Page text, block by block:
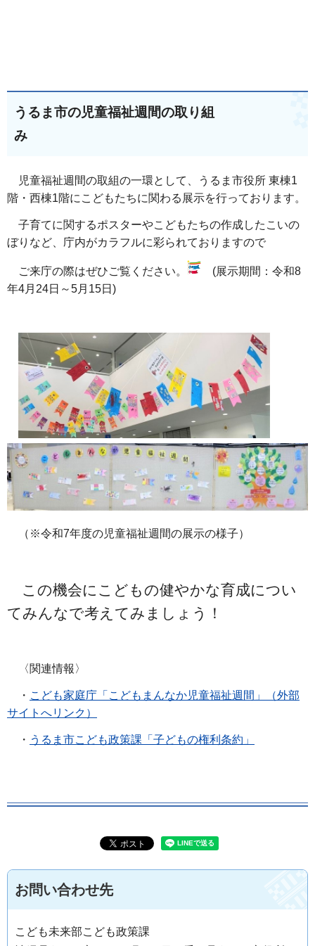
うるま市の児童福祉週間の取り組
み
児童福祉週間の取組の一環として、うるま市役所 東棟1
階・西棟1階にこどもたちに関わる展示を行っております。
子育てに関するポスターやこどもたちの作成したこいの
ぼりなど、庁内がカラフルに彩られておりますので
ご来庁の際はぜひご覧ください。
(展示期間：令和8
年4月24日～5月15日)
（※令和7年度の児童福祉週間の展示の様子）
この機会にこどもの健やかな育成につい
てみんなで考えてみましょう！
〈関連情報〉
・ こども家庭庁「こどもまんなか児童福祉週間」（外部
サイトへリンク）
・ うるま市こども政策課「子どもの権利条約」
お問い合わせ先
こども未来部こども政策課